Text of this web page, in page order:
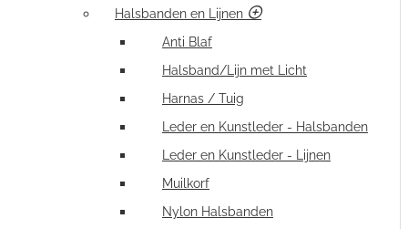
Halsbanden en Lijnen
Anti Blaf
Halsband/Lijn met Licht
Harnas / Tuig
Leder en Kunstleder - Halsbanden
Leder en Kunstleder - Lijnen
Muilkorf
Nylon Halsbanden